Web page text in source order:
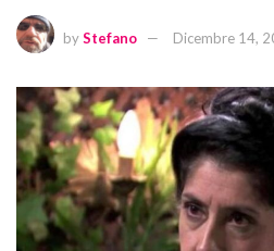
byStefano Dicembre 14,